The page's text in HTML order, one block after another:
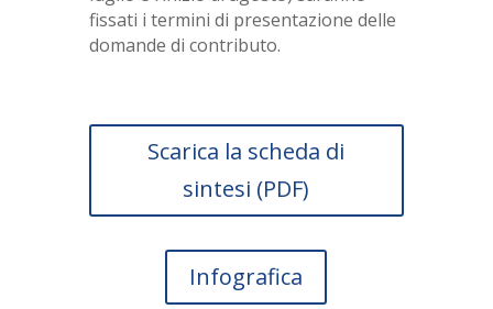
fissati i termini di presentazione delle
domande di contributo.
Scarica la scheda di
sintesi (PDF)
Infografica